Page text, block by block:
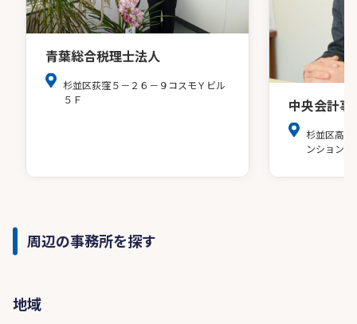
青葉総合税理士法人
杉並区荻窪５－２６－９コスモＹビル
５Ｆ
中央会計事
杉並区高円
ンション
周辺の事務所を探す
地域